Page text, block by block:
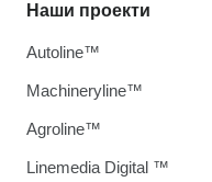
Наши проекти
Autoline™
Machineryline™
Agroline™
Linemedia Digital ™